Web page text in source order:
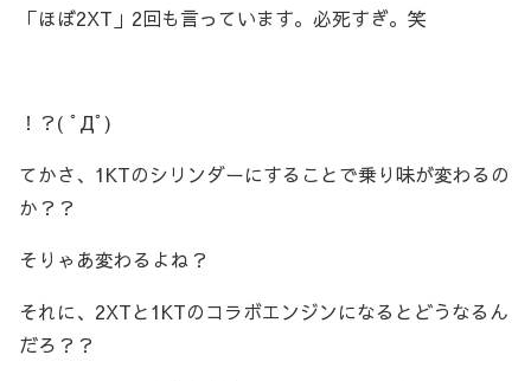
「ほぼ2XT」2回も言っています。必死すぎ。笑
！？( ﾟДﾟ)
てかさ、1KTのシリンダーにすることで乗り味が変わるの
か？？
そりゃあ変わるよね？
それに、2XTと1KTのコラボエンジンになるとどうなるん
だろ？？